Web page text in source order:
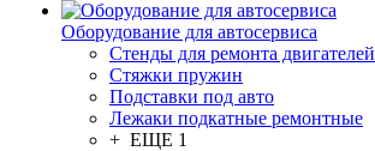
Оборудование для автосервиса
Стенды для ремонта двигателей
Стяжки пружин
Подставки под авто
Лежаки подкатные ремонтные
+ ЕЩЕ 1